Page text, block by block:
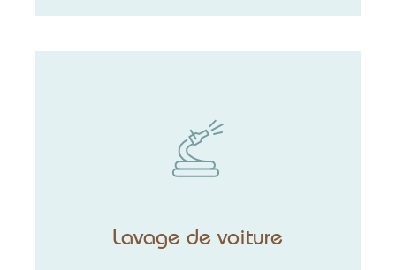
Lavage de voiture